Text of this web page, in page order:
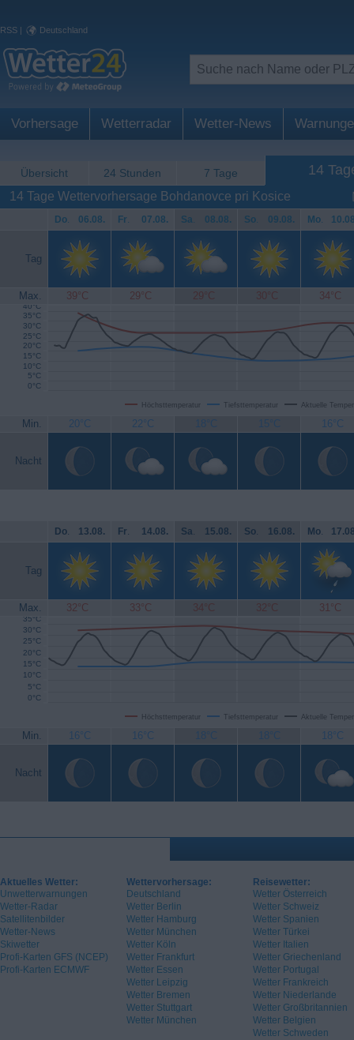
RSS | Deutschland
Vorhersage Wetterradar Wetter-News
Übersicht 24 Stunden 7 Tage 14
14 Tage Wettervorhersage Bohdanovce pri Kosice
Do. 06.08. Fr. 07.08. Sa. 08.08. So. 09.08. Mo.
Tag
Max. 39°C 29°C 29°C 30°C 34°C
Höchsttemperatur Tiefsttemperatur Aktuelle
0°C
5°C
10°C
15°C
20°C
25°C
30°C
35°C
40°C
Min. 20°C 22°C 18°C 15°C 16°C
Nacht
Do. 13.08. Fr. 14.08. Sa. 15.08. So. 16.08. Mo.
Tag
Max. 32°C 33°C 34°C 32°C 31°C
Höchsttemperatur Tiefsttemperatur Aktuelle
0°C
5°C
10°C
15°C
20°C
25°C
30°C
35°C
Min. 16°C 16°C 18°C 18°C 18°C
Nacht
Aktuelles Wetter:
Unwetterwarnungen
Wetter-Radar
Satellitenbilder
Wetter-News
Skiwetter
Profi-Karten GFS (NCEP)
Profi-Karten ECMWF
Wettervorhersage:
Deutschland
Wetter Berlin
Wetter Hamburg
Wetter München
Wetter Köln
Wetter Frankfurt
Wetter Essen
Wetter Leipzig
Wetter Bremen
Wetter Stuttgart
Wetter München
Reisewetter:
Wetter Österreich
Wetter Schweiz
Wetter Spanien
Wetter Türkei
Wetter Italien
Wetter Griechenland
Wetter Portugal
Wetter Frankreich
Wetter Niederlande
Wetter Großbritannien
Wetter Belgien
Wetter Schweden